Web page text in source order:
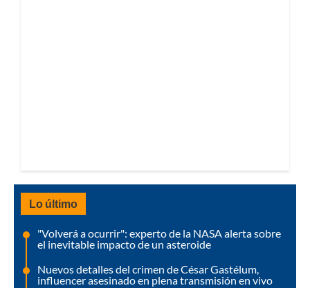
Lo último
"Volverá a ocurrir": experto de la NASA alerta sobre
el inevitable impacto de un asteroide
Nuevos detalles del crimen de César Gastélum,
influencer asesinado en plena transmisión en vivo